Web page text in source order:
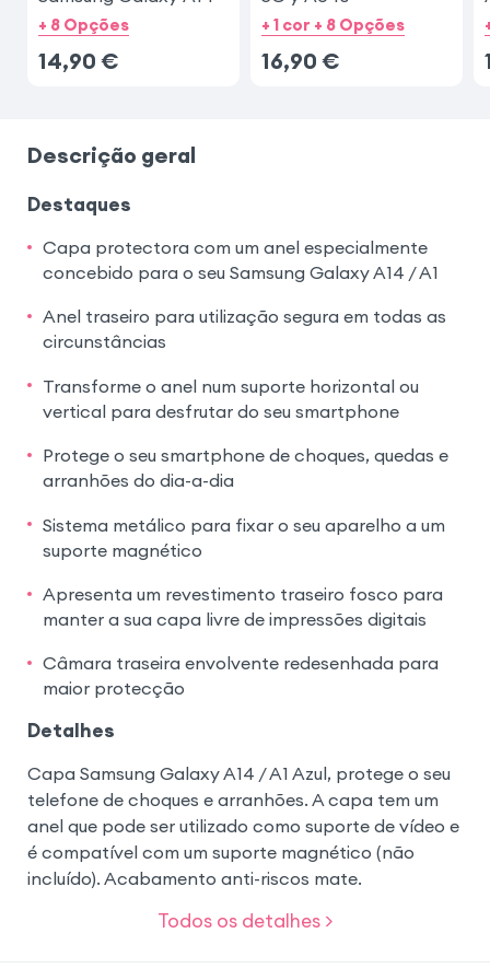
+ 8 Opções
14,90 €
+ 1 cor + 8 Opções
16,90 €
Descrição geral
Destaques
Capa protectora com um anel especialmente
concebido para o seu Samsung Galaxy A14 / A1
Anel traseiro para utilização segura em todas as
circunstâncias
Transforme o anel num suporte horizontal ou
vertical para desfrutar do seu smartphone
Protege o seu smartphone de choques, quedas e
arranhões do dia-a-dia
Sistema metálico para fixar o seu aparelho a um
suporte magnético
Apresenta um revestimento traseiro fosco para
manter a sua capa livre de impressões digitais
Câmara traseira envolvente redesenhada para
maior protecção
Detalhes
Capa Samsung Galaxy A14 / A1 Azul, protege o seu
telefone de choques e arranhões. A capa tem um
anel que pode ser utilizado como suporte de vídeo e
é compatível com um suporte magnético (não
incluído). Acabamento anti-riscos mate.
Todos os detalhes >